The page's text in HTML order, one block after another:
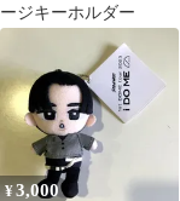
ージキーホルダー
¥3,000